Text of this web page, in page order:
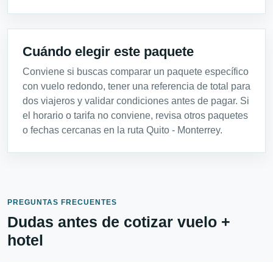
Cuándo elegir este paquete
Conviene si buscas comparar un paquete específico
con vuelo redondo, tener una referencia de total para
dos viajeros y validar condiciones antes de pagar. Si
el horario o tarifa no conviene, revisa otros paquetes
o fechas cercanas en la ruta Quito - Monterrey.
PREGUNTAS FRECUENTES
Dudas antes de cotizar vuelo +
hotel